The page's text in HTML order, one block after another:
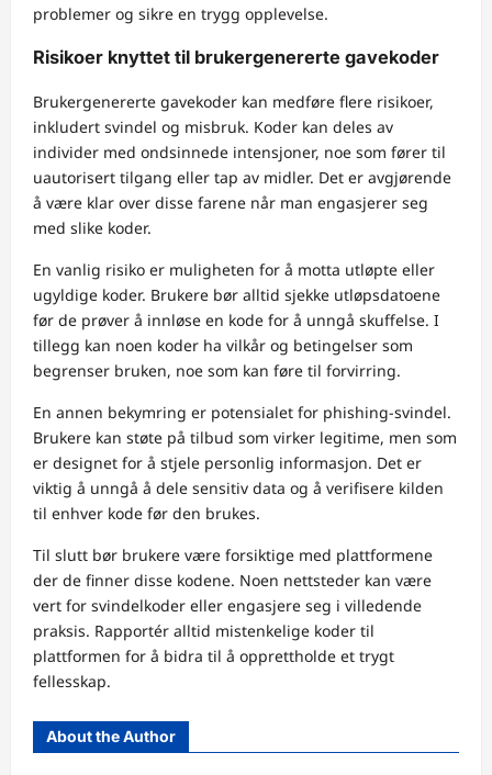
problemer og sikre en trygg opplevelse.
Risikoer knyttet til brukergenererte gavekoder
Brukergenererte gavekoder kan medføre flere risikoer,
inkludert svindel og misbruk. Koder kan deles av
individer med ondsinnede intensjoner, noe som fører til
uautorisert tilgang eller tap av midler. Det er avgjørende
å være klar over disse farene når man engasjerer seg
med slike koder.
En vanlig risiko er muligheten for å motta utløpte eller
ugyldige koder. Brukere bør alltid sjekke utløpsdatoene
før de prøver å innløse en kode for å unngå skuffelse. I
tillegg kan noen koder ha vilkår og betingelser som
begrenser bruken, noe som kan føre til forvirring.
En annen bekymring er potensialet for phishing-svindel.
Brukere kan støte på tilbud som virker legitime, men som
er designet for å stjele personlig informasjon. Det er
viktig å unngå å dele sensitiv data og å verifisere kilden
til enhver kode før den brukes.
Til slutt bør brukere være forsiktige med plattformene
der de finner disse kodene. Noen nettsteder kan være
vert for svindelkoder eller engasjere seg i villedende
praksis. Rapportér alltid mistenkelige koder til
plattformen for å bidra til å opprettholde et trygt
fellesskap.
About the Author